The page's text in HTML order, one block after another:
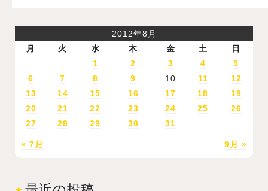
2012年8月
月
火 水 木 金 土 日
« 7月 9月 »
1 2 3 4
5
6
7 8 9 10 11
12
13
14 15 16 17 18
19
20
21 22 23 24 25
26
27
28 29 30 31